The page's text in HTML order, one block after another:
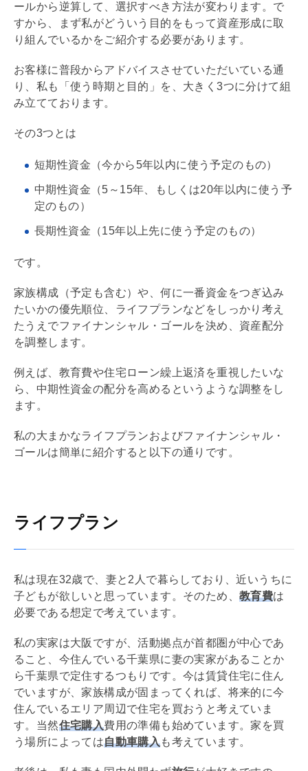
ールから逆算して、選択すべき方法が変わります。で
すから、まず私がどういう目的をもって資産形成に取
り組んでいるかをご紹介する必要があります。
お客様に普段からアドバイスさせていただいている通
り、私も「使う時期と目的」を、大きく3つに分けて組
み立てております。
その3つとは
短期性資金（今から5年以内に使う予定のもの）
中期性資金（5～15年、もしくは20年以内に使う予
定のもの）
長期性資金（15年以上先に使う予定のもの）
です。
家族構成（予定も含む）や、何に一番資金をつぎ込み
たいかの優先順位、ライフプランなどをしっかり考え
たうえでファイナンシャル・ゴールを決め、資産配分
を調整します。
例えば、教育費や住宅ローン繰上返済 を重視したいな
ら、中期性資金の配分を高めるというような調整をし
ます。
私の大まかなライフプランおよびファイナンシャル・
ゴールは簡単に紹介すると以下の通りです。
ライフプラン
私は現在32歳で、妻と2人で暮らしており、近いうちに
子どもが欲しいと思っています。そのため、 教育費は
必要である想定で考えています。
私の実家は大阪ですが、活動拠点が首都圏が中心であ
ること、今住んでいる千葉県に妻の実家があることか
ら千葉県で定住するつもりです。今は賃貸住宅に住ん
でいますが、家族構成が固まってくれば、将来的に今
住んでいるエリア周辺で住宅を買おうと考えていま
す。当然住宅購入費用の準備も始めています。家を買
う場所によっては自動車購入も考えています。